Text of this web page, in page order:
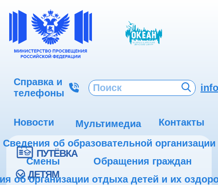
Справка и
телефоны
Новости Мультимедиа
Контакты
Сведения об образовательной организации
Смены
Обращения граждан
об организации отдыха детей и их
ПУТЁВКА
ДЕТЯМ